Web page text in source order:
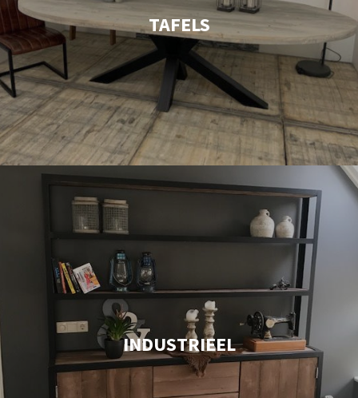
TAFELS
INDUSTRIEEL